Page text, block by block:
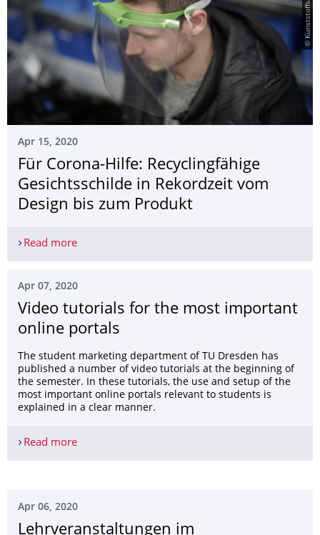
Apr 15, 2020
Für Corona-Hilfe: Recyclingfähige
Gesichtsschilde in Rekordzeit vom
Design bis zum Produkt
Read moreFür Corona-Hilfe: Recyclingfähige
Apr 07, 2020
Video tutorials for the most important
online portals
The student marketing department of TU Dresden has
published a number of video tutorials at the beginning of
the semester. In these tutorials, the use and setup of the
most important online portals relevant to students is
explained in a clear manner.
Read moreVideo tutorials for the most important online
Apr 06, 2020
Lehrveranstaltun­gen im